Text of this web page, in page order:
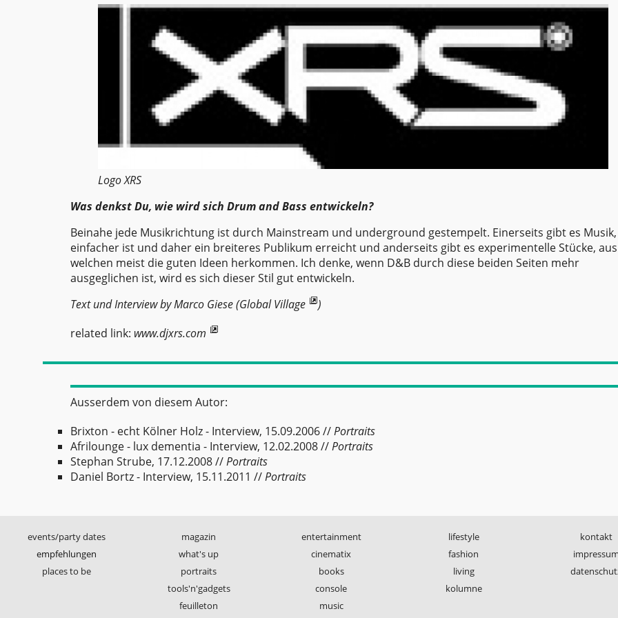
Logo XRS
Was denkst Du, wie wird sich Drum and Bass entwickeln?
Beinahe jede Musikrichtung ist durch Mainstream und underground gestempelt. Einerseits gibt es
einfacher ist und daher ein breiteres Publikum erreicht und anderseits gibt es experimentelle Stücke, aus
welchen meist die guten Ideen herkommen. Ich denke, wenn D&B durch diese beiden Seiten mehr
ausgeglichen ist, wird es sich dieser Stil gut entwickeln.
Text und Interview by Marco Giese (Global Village
)
related link: www.djxrs.com
Ausserdem von diesem Autor:
Brixton - echt Kölner Holz - Interview, 15.09.2006//Portraits
Afrilounge - lux dementia - Interview, 12.02.2008//Portraits
Stephan Strube, 17.12.2008//Portraits
Daniel Bortz - Interview, 15.11.2011 //Portraits
events/party dates
empfehlungen
places to be
magazin
what's up
portraits
tools'n'gadgets
feuilleton
entertainment
cinematix
books
console
music
lifestyle
fashion
living
kolumne
kontakt